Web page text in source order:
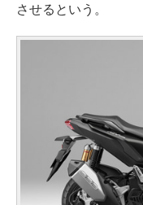
させるという。